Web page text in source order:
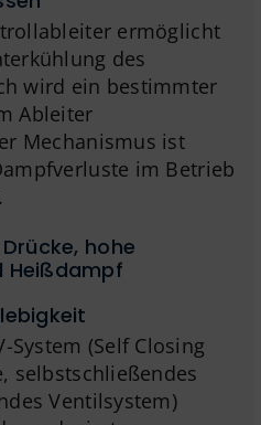
ermöglicht
des
wird ein bestimmter
Ableiter
Mechanismus ist
im Betrieb
hohe
Heißdampf
System (Self Closing
selbstschließendes
Ventilsystem)